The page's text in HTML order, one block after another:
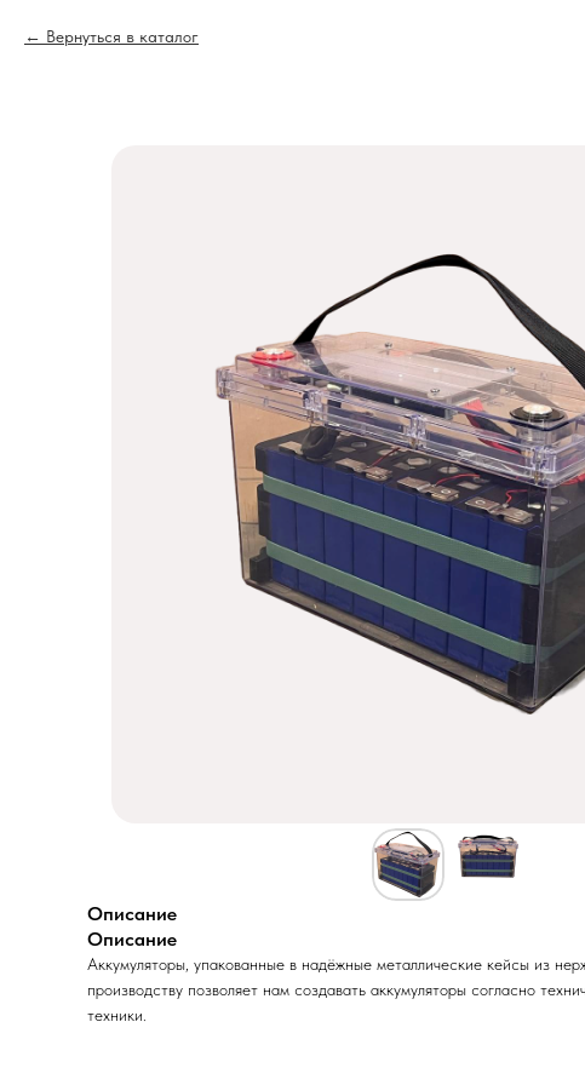
Вернуться в каталог
Описание
Описание
Аккумуляторы, упакованные в надёжные металлические кейсы из
производству позволяет нам создавать аккумуляторы согласно
техники.